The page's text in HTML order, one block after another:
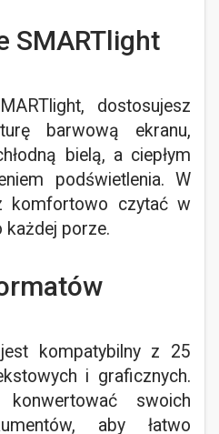
SMARTlight
dostosujesz
barwową ekranu,
bielą, a ciepłym
podświetlenia. W
komfortowo czytać w
każdej porze.
kompatybilny z 25
i graficznych.
swoich
aby łatwo